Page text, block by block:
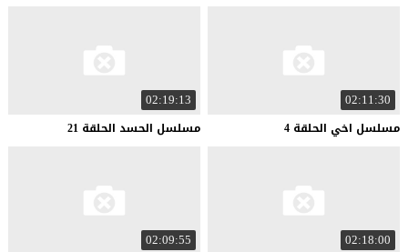
02:11:30
مسلسل اخي الحلقة 4
02:19:13
مسلسل الحسد الحلقة 21
02:18:00
02:09:55